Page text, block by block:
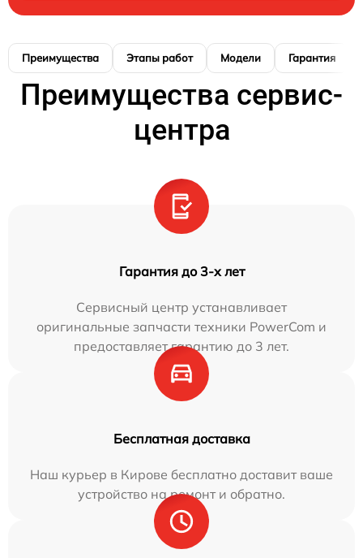
Преимущества Этапы работ Модели Гарантия
Преимущества сервис-
центра
Гарантия до 3-х лет
Сервисный центр устанавливает
оригинальные запчасти техники PowerCom и
предоставляет гарантию до 3 лет.
Бесплатная доставка
Наш курьер в Кирове бесплатно доставит ваше
устройство на ремонт и обратно.